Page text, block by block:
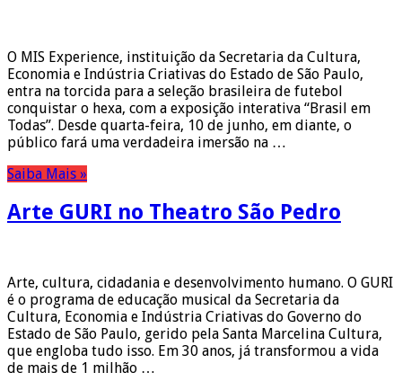
O MIS Experience, instituição da Secretaria da Cultura,
Economia e Indústria Criativas do Estado de São Paulo,
entra na torcida para a seleção brasileira de futebol
conquistar o hexa, com a exposição interativa “Brasil em
Todas”. Desde quarta-feira, 10 de junho, em diante, o
público fará uma verdadeira imersão na …
Saiba Mais »
Arte GURI no Theatro São Pedro
Arte, cultura, cidadania e desenvolvimento humano. O GURI
é o programa de educação musical da Secretaria da
Cultura, Economia e Indústria Criativas do Governo do
Estado de São Paulo, gerido pela Santa Marcelina Cultura,
que engloba tudo isso. Em 30 anos, já transformou a vida
de mais de 1 milhão …